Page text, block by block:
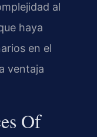
al
haya
en el
ventaja
Of